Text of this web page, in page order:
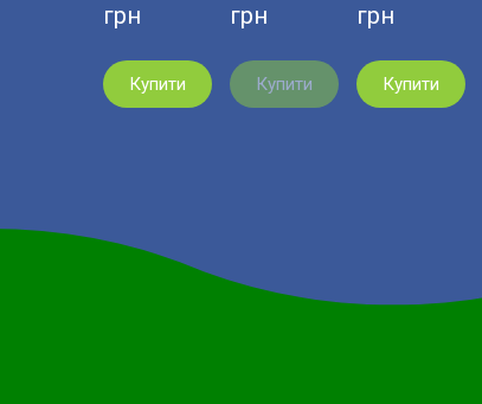
грн
Купити
грн
Купити
грн
Купити